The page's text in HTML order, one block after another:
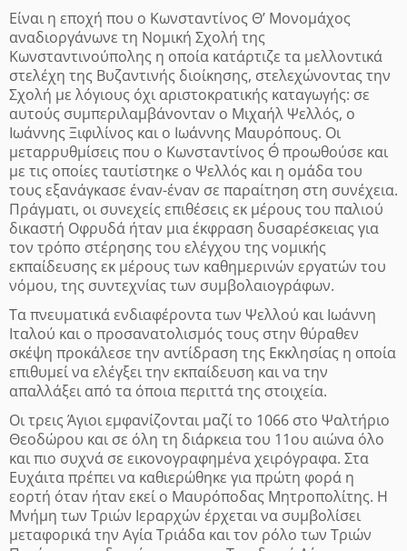
Είναι η εποχή που ο Κωνσταντίνος Θ’ Μονομάχος
αναδιοργάνωνε τη Νομική Σχολή της
Κωνσταντινούπολης η οποία κατάρτιζε τα μελλοντικά
στελέχη της Βυζαντινής διοίκησης, στελεχώνοντας την
Σχολή με λόγιους όχι αριστοκρατικής καταγωγής: σε
αυτούς συμπεριλαμβάνονταν ο Μιχαήλ Ψελλός, ο
Ιωάννης Ξιφιλίνος και ο Ιωάννης Μαυρόπους. Οι
μεταρρυθμίσεις που ο Κωνσταντίνος Θ΄ προωθούσε και
με τις οποίες ταυτίστηκε ο Ψελλός και η ομάδα του
τους εξανάγκασε έναν-έναν σε παραίτηση στη συνέχεια.
Πράγματι, οι συνεχείς επιθέσεις εκ μέρους του παλιού
δικαστή Οφρυδά ήταν μια έκφραση δυσαρέσκειας για
τον τρόπο στέρησης του ελέγχου της νομικής
εκπαίδευσης εκ μέρους των καθημερινών εργατών του
νόμου, της συντεχνίας των συμβολαιογράφων.
Τα πνευματικά ενδιαφέροντα των Ψελλού και Ιωάννη
Ιταλού και ο προσανατολισμός τους στην θύραθεν
σκέψη προκάλεσε την αντίδραση της Εκκλησίας η οποία
επιθυμεί να ελέγξει την εκπαίδευση και να την
απαλλάξει από τα όποια περιττά της στοιχεία.
Οι τρεις Άγιοι εμφανίζονται μαζί το 1066 στο Ψαλτήριο
Θεοδώρου και σε όλη τη διάρκεια του 11ου αιώνα όλο
και πιο συχνά σε εικονογραφημένα χειρόγραφα. Στα
Ευχάιτα πρέπει να καθιερώθηκε για πρώτη φορά η
εορτή όταν ήταν εκεί ο Μαυρόποδας Μητροπολίτης. Η
Μνήμη των Τριών Ιεραρχών έρχεται να συμβολίσει
μεταφορικά την Αγία Τριάδα και τον ρόλο των Τριών